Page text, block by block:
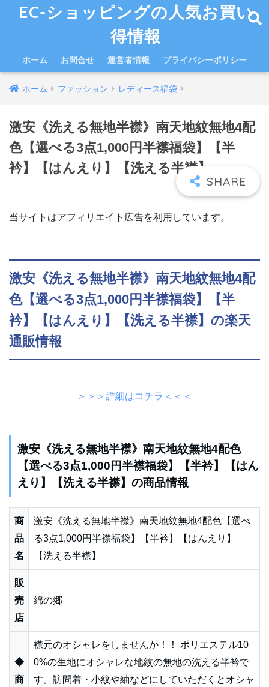
EC-ショッピングの人気お買い
得情報
ホーム お問合せ 運営者情報 プライバシーポリシー
ホーム ファッション レディース福袋
激安《洗える無地半襟》南天地紋無地4配
色【選べる3点1,000円半襟福袋】【半
衿】【はんえり】【洗える半襟】
当サイトはアフィリエイト広告を利用しています。
激安《洗える無地半襟》南天地紋無地4配
色【選べる3点1,000円半襟福袋】【半
衿】【はんえり】【洗える半襟】の楽天
通販情報
＞＞＞詳細はコチラ＜＜＜
激安《洗える無地半襟》南天地紋無地4配色
【選べる3点1,000円半襟福袋】【半衿】【はん
えり】【洗える半襟】の商品情報
商
品
名
激安《洗える無地半襟》南天地紋無地4配色【選べ
る3点1,000円半襟福袋】【半衿】【はんえり】
【洗える半襟】
販
売
店
綿の郷
◆
商
襟元のオシャレをしませんか！！ ポリエステル10
0%の生地にオシャレな地紋の無地の洗える半衿で
す。訪問着・小紋や紬などにしていただくとオシャ